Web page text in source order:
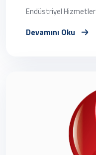
Endüstriyel Hizmetler
Devamını Oku